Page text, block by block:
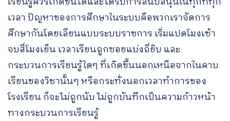
เวลา ปัญหาของการศึกษาในระบบคือพวกเราจัดการ
ศึกษากันโดยเลียนแบบระบบราชการ เริ่มแปดโมงเช้า
จบสี่โมงเย็น เวลาเรียนถูกซอยแบ่งถี่ยิบ และ
กระบวนการเรียนรู้ใดๆ ที่เกิดขึ้นนอกเหนือจากในคาบ
เรียนของวิชานั้นๆ หรือกระทั่งนอกเวลาทำการของ
โรงเรียน ก็จะไม่ถูกนับ ไม่ถูกบันทึกเป็นความก้าวหน้า
ทางกระบวนการเรียนรู้